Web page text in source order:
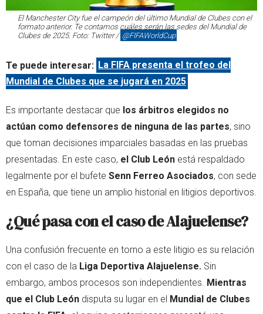
El Manchester City fue el campeón del último Mundial de Clubes con el
formato anterior. Te contamos cuáles serán las sedes del Mundial de
Clubes de 2025. Foto: Twitter / @FIFAWorldCup
Te puede interesar: La FIFA presenta el trofeo del
Mundial de Clubes que se jugará en 2025
Es importante destacar que los árbitros elegidos no
actúan como defensores de ninguna de las partes, sino
que toman decisiones imparciales basadas en las pruebas
presentadas. En este caso, el Club León está respaldado
legalmente por el bufete Senn Ferreo Asociados, con sede
en España, que tiene un amplio historial en litigios deportivos.
¿Qué pasa con el caso de Alajuelense?
Una confusión frecuente en torno a este litigio es su relación
con el caso de la Liga Deportiva Alajuelense. Sin
embargo, ambos procesos son independientes. Mientras
que el Club León disputa su lugar en el Mundial de Clubes